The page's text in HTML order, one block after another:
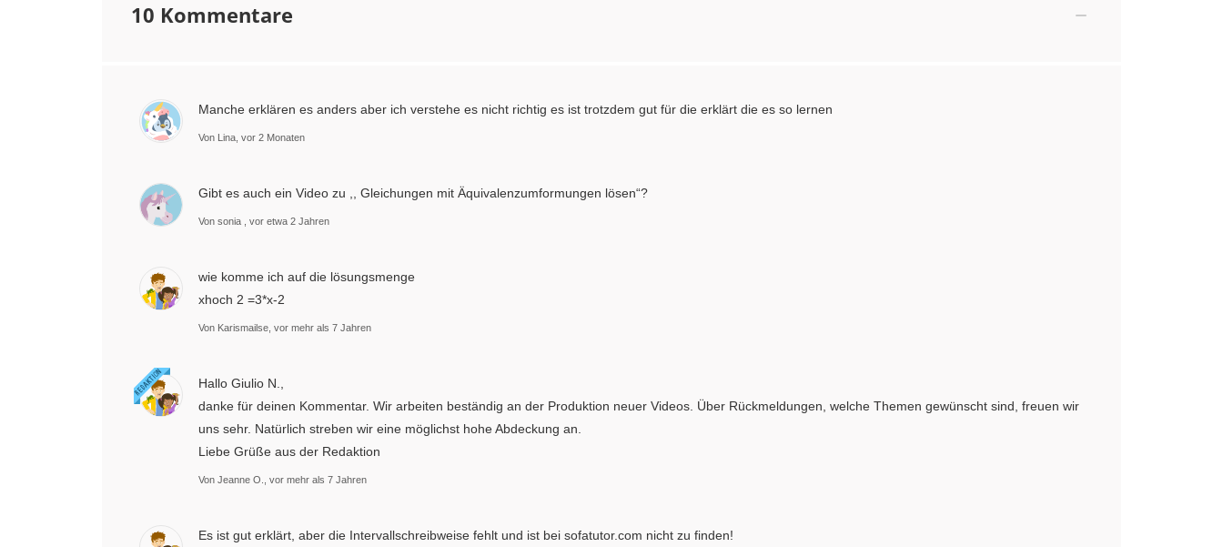
10 Kommentare
Manche erklären es anders aber ich verstehe es nicht richtig es ist trotzdem gut für die erklärt die es so lernen
Von Lina, vor 2 Monaten
Gibt es auch ein Video zu ,, Gleichungen mit Äquivalenzumformungen lösen“?
Von sonia , vor etwa 2 Jahren
wie komme ich auf die lösungsmenge
xhoch 2 =3*x-2
Von Karismailse, vor mehr als 7 Jahren
Hallo Giulio N.,
danke für deinen Kommentar. Wir arbeiten beständig an der Produktion neuer Videos. Über Rückmeldungen, welche Themen gewünscht sind, freuen wir
uns sehr. Natürlich streben wir eine möglichst hohe Abdeckung an.
Liebe Grüße aus der Redaktion
Von Jeanne O., vor mehr als 7 Jahren
Es ist gut erklärt, aber die Intervallschreibweise fehlt und ist bei sofatutor.com nicht zu finden!